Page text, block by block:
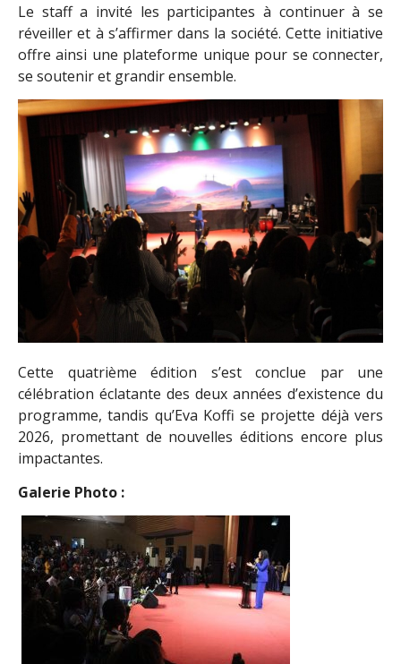
Le staff a invité les participantes à continuer à se
réveiller et à s’affirmer dans la société. Cette initiative
offre ainsi une plateforme unique pour se connecter,
se soutenir et grandir ensemble.
Cette quatrième édition s’est conclue par une
célébration éclatante des deux années d’existence du
programme, tandis qu’Eva Koffi se projette déjà vers
2026, promettant de nouvelles éditions encore plus
impactantes.
Galerie Photo :